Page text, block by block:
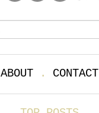
ABOUT. CONTACT